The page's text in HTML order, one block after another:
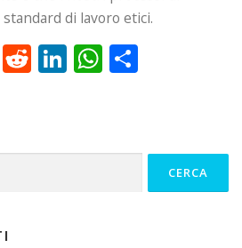
di lavoro etici.
EmailReddit
LinkedIn
WhatsApp